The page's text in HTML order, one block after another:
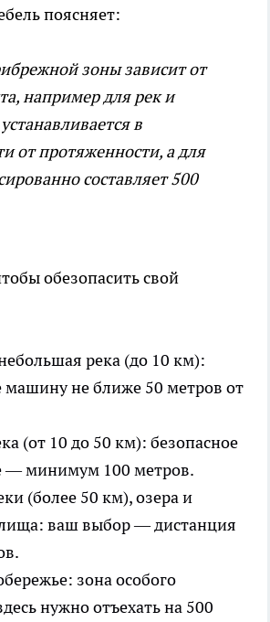
поясняет:
зоны зависит от
например для рек и
в
от протяженности, а для
составляет 500
обезопасить свой
река (до 10 км):
машину не ближе 50 метров от
(от 10 до 50 км): безопасное
— минимум 100 метров.
(более 50 км), озера и
ваш выбор — дистанция
зона особого
нужно отъехать на 500